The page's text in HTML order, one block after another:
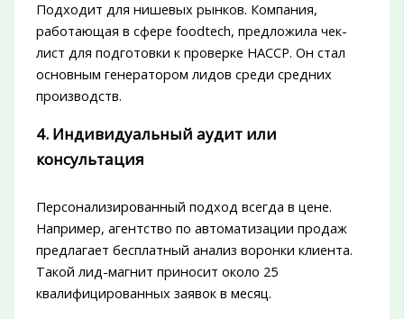
Подходит для нишевых рынков. Компания,
работающая в сфере foodtech, предложила чек-
лист для подготовки к проверке HACCP. Он стал
основным генератором лидов среди средних
производств.
4. Индивидуальный аудит или
консультация
Персонализированный подход всегда в цене.
Например, агентство по автоматизации продаж
предлагает бесплатный анализ воронки клиента.
Такой лид-магнит приносит около 25
квалифицированных заявок в месяц.